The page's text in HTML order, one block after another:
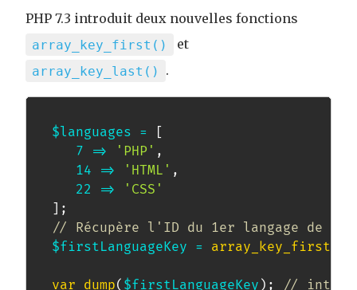
PHP 7.3 introduit deux nouvelles fonctions
array_key_first() et
array_key_last() .
$languages =
[
7
=> 'PHP' ,
14
=> 'HTML' ,
22
=>
'CSS'
] ;
// Récupère l'ID du 1er langage de
$firstLanguageKey = array_key_first
var_dump( $firstLanguageKey ) ; // int(1)